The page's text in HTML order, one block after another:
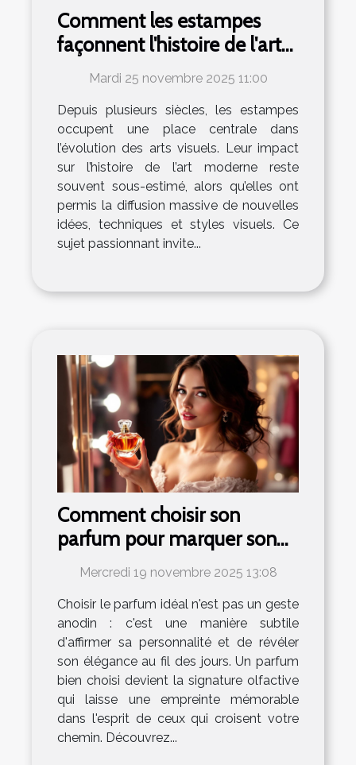
Comment les estampes
façonnent l'histoire de l'art
moderne ?
Mardi 25 novembre 2025 11:00
Depuis plusieurs siècles, les estampes
occupent une place centrale dans
l’évolution des arts visuels. Leur impact
sur l’histoire de l’art moderne reste
souvent sous-estimé, alors qu’elles ont
permis la diffusion massive de nouvelles
idées, techniques et styles visuels. Ce
sujet passionnant invite...
Comment choisir son
parfum pour marquer son
élégance au quotidien ?
Mercredi 19 novembre 2025 13:08
Choisir le parfum idéal n'est pas un geste
anodin : c'est une manière subtile
d'affirmer sa personnalité et de révéler
son élégance au fil des jours. Un parfum
bien choisi devient la signature olfactive
qui laisse une empreinte mémorable
dans l'esprit de ceux qui croisent votre
chemin. Découvrez...